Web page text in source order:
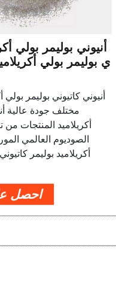
أنيوني بوليمر بولي
ي بوليمر بولي
أنيوني كاتيوني بوليمر بولي
مختلف جودة عالية
أكريلاميد المنتجات
الصوديوم العالمي
أكريلاميد بوليمر
احصل